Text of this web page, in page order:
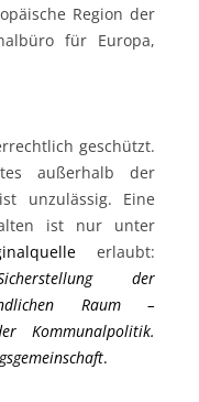
Region der
für Europa,
geschützt.
außerhalb der
unzulässig. Eine
ist nur unter
erlaubt:
der
Raum –
Kommunalpolitik.
.